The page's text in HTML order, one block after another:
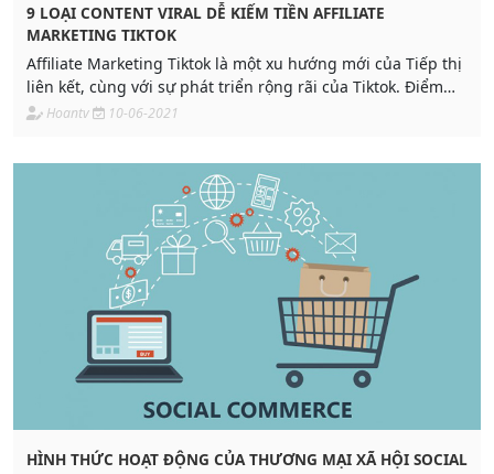
9 LOẠI CONTENT VIRAL DỄ KIẾM TIỀN AFFILIATE
MARKETING TIKTOK
Affiliate Marketing Tiktok là một xu hướng mới của Tiếp thị
liên kết, cùng với sự phát triển rộng rãi của Tiktok. Điểm
tạo nên sự khác biệt và thành công của Tiktok...
Hoantv 10-06-2021
HÌNH THỨC HOẠT ĐỘNG CỦA THƯƠNG MẠI XÃ HỘI SOCIAL